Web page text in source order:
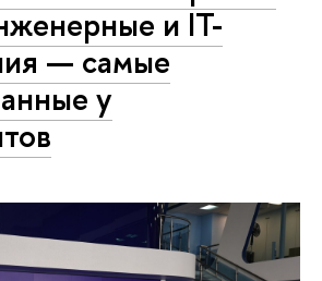
и IT-
— самые
у